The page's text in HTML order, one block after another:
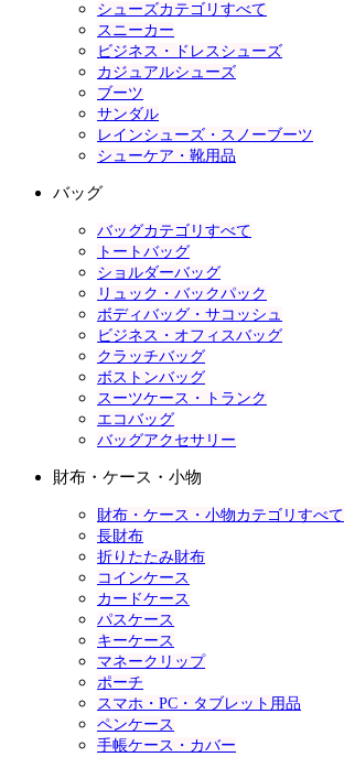
シューズカテゴリすべて
スニーカー
ビジネス・ドレスシューズ
カジュアルシューズ
ブーツ
サンダル
レインシューズ・スノーブーツ
シューケア・靴用品
バッグ
バッグカテゴリすべて
トートバッグ
ショルダーバッグ
リュック・バックパック
ボディバッグ・サコッシュ
ビジネス・オフィスバッグ
クラッチバッグ
ボストンバッグ
スーツケース・トランク
エコバッグ
バッグアクセサリー
財布・ケース・小物
財布・ケース・小物カテゴリすべて
長財布
折りたたみ財布
コインケース
カードケース
パスケース
キーケース
マネークリップ
ポーチ
スマホ・PC・タブレット用品
ペンケース
手帳ケース・カバー